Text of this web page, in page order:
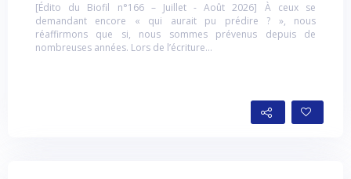
[Édito du Biofil n°166 – Juillet - Août 2026] À ceux se
demandant encore « qui aurait pu prédire ? », nous
réaffirmons que si, nous sommes prévenus depuis de
nombreuses années. Lors de l’écriture...